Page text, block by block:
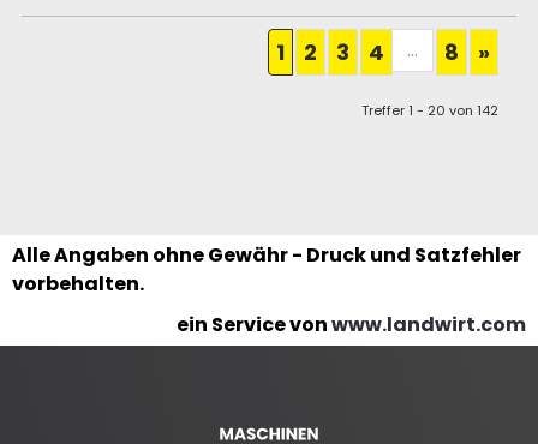
1 2 3 4 ... 8 »
Treffer 1 - 20 von 142
Alle Angaben ohne Gewähr - Druck und Satzfehler
vorbehalten.
ein Service vonwww.landwirt.com